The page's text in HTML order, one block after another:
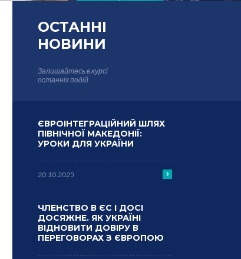
ОСТАННІ
НОВИНИ
Залишайтесь в курсі
останніх подій
ЄВРОІНТЕГРАЦІЙНИЙ ШЛЯХ
ПІВНІЧНОЇ МАКЕДОНІЇ:
УРОКИ ДЛЯ УКРАЇНИ
20.10.2025
ЧЛЕНСТВО В ЄС І ДОСІ
ДОСЯЖНЕ. ЯК УКРАЇНІ
ВІДНОВИТИ ДОВІРУ В
ПЕРЕГОВОРАХ З ЄВРОПОЮ